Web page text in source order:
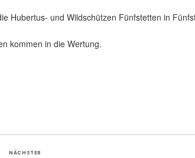
Hubertus- und Wildschützen Fünfstetten in
kommen in die Wertung.
NÄCHSTER